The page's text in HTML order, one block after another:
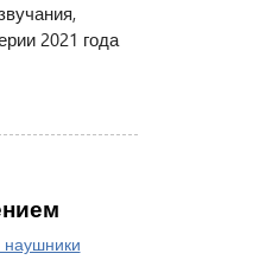
2021 года